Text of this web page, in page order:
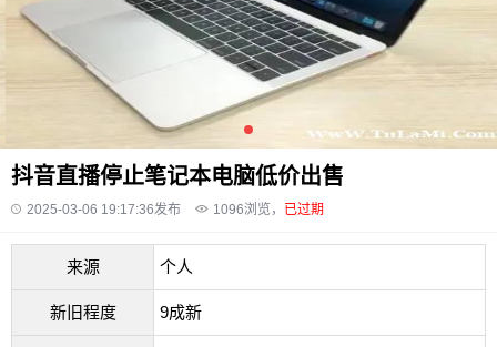
抖音直播停止笔记本电脑低价出售
2025-03-06 19:17:36发布 1096浏览， 已过期
来源 个人
新旧程度 9成新